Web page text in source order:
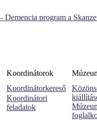
program a
Koordinátorok
Koordinátorkereső
Koordinátori
feladatok